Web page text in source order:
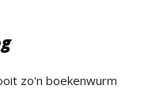
zo'n boekenwurm